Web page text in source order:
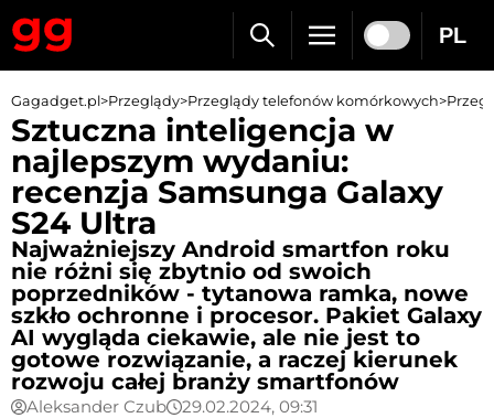
PL
Gagadget.pl>Przeglądy>Przeglądy telefonów komórkowych>
Sztuczna inteligencja w
najlepszym wydaniu:
recenzja Samsunga Galaxy
S24 Ultra
Najważniejszy Android smartfon roku
nie różni się zbytnio od swoich
poprzedników - tytanowa ramka, nowe
szkło ochronne i procesor. Pakiet Galaxy
AI wygląda ciekawie, ale nie jest to
gotowe rozwiązanie, a raczej kierunek
rozwoju całej branży smartfonów
Aleksander Czub 29.02.2024, 09:31